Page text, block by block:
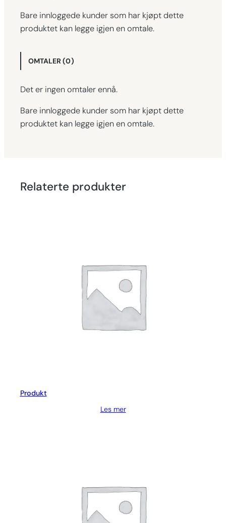
Bare innloggede kunder som har kjøpt dette
produktet kan legge igjen en omtale.
OMTALER (0)
Det er ingen omtaler ennå.
Bare innloggede kunder som har kjøpt dette
produktet kan legge igjen en omtale.
Relaterte produkter
Produkt
Les mer